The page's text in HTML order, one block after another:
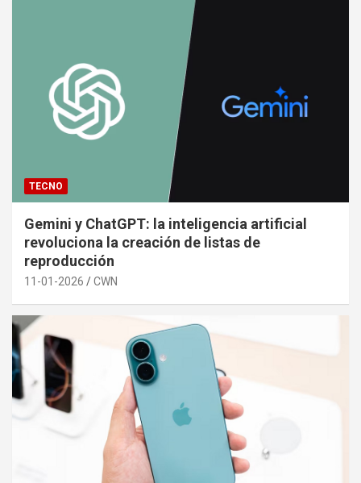
TECNO
Gemini y ChatGPT: la inteligencia artificial
revoluciona la creación de listas de
reproducción
11-01-2026 CWN